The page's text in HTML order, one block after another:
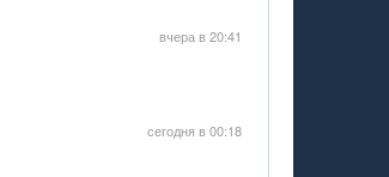
вчера в 20:41
сегодня в 00:18